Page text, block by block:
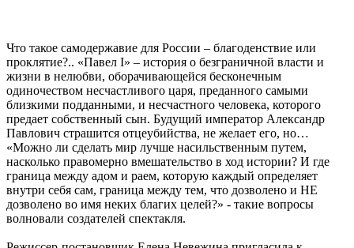
Что такое самодержавие для России – благоденствие или
проклятие?.. «Павел I» – история о безграничной власти и
жизни в нелюбви, оборачивающейся бесконечным
одиночеством несчастливого царя, преданного самыми
близкими подданными, и несчастного человека, которого
предает собственный сын. Будущий император Александр
Павлович страшится отцеубийства, не желает его, но…
«Можно ли сделать мир лучше насильственным путем,
насколько правомерно вмешательство в ход истории? И где
граница между адом и раем, которую каждый определяет
внутри себя сам, граница между тем, что дозволено и НЕ
дозволено во имя неких благих целей?» - такие вопросы
волновали создателей спектакля.